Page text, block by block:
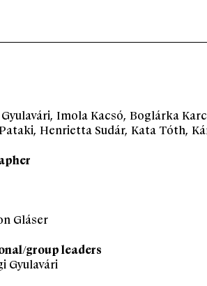
Imola Kacsó, Boglárka
Henrietta Sudár, Kata Tóth,
Gláser
group leaders
Gyulavári